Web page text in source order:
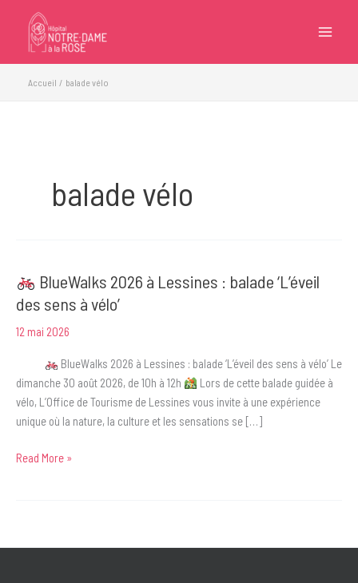
contenu
Accueil balade vélo
balade vélo
BlueWalks 2026 à Lessines : balade ‘L’éveil
des sens à vélo’
12 mai 2026
BlueWalks 2026 à Lessines : balade ‘L’éveil des sens à vélo’ Le
dimanche 30 août 2026, de 10h à 12h
Lors de cette balade guidée à
vélo, L’Office de Tourisme de Lessines vous invite à une expérience
unique où la nature, la culture et les sensations se […]
:
Read More »